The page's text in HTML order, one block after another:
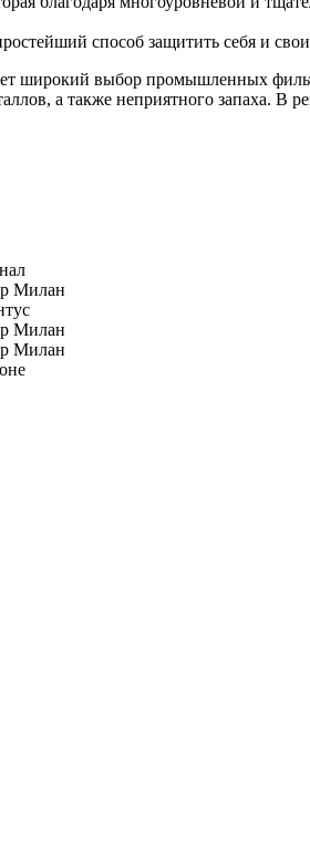
способ защитить себя и
широкий выбор промышленных
а также неприятного запаха. В
Милан
Милан
Милан